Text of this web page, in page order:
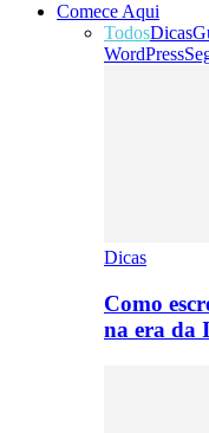
Comece Aqui
TodosDicas
WordPress
Dicas
Como
na era da